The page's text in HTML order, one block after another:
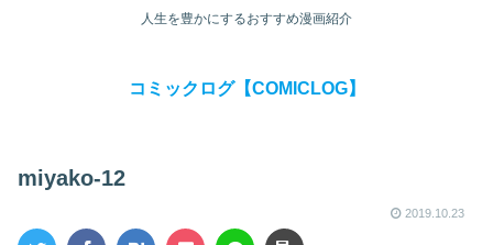
人生を豊かにするおすすめ漫画紹介
コミックログ【COMICLOG】
miyako-12
2019.10.23